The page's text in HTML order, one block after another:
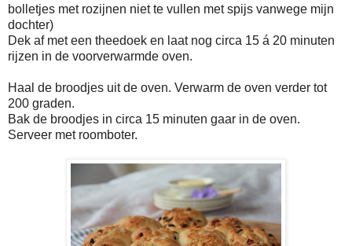
bolletjes met rozijnen niet te vullen met spijs vanwege mijn
dochter)
Dek af met een theedoek en laat nog circa 15 á 20 minuten
rijzen in de voorverwarmde oven.
Haal de broodjes uit de oven. Verwarm de oven verder tot
200 graden.
Bak de broodjes in circa 15 minuten gaar in de oven.
Serveer met roomboter.